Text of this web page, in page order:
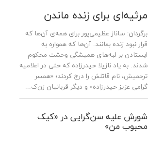
مرثیه‌ای برای زنده ماندن
برگردان: ساناز عظیمی‌پور برای همه‌ی آن‌ها که
قرار نبود زنده بمانند. آن‌ها که همواره به
ایستادن بر لبه‌های همیشگی وحشت محکوم
شدند. به یاد نازیلا حیدرزاده که حتی در اعلامیه
ترحمیش، نام قاتلش را درج کردند؛ «همسر
گرامی عزیز حیدرزاده» و دیگر قربانیان زن‌ک...
شورش علیه سن‌گرایی در «کیک
محبوب من»